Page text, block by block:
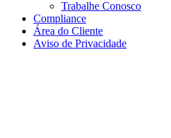
Trabalhe Conosco
Compliance
Área do Cliente
Aviso de Privacidade